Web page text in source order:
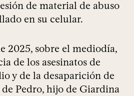
de material de abuso
en su celular.
2025, sobre el mediodía,
de los asesinatos de
y de la desaparición de
Pedro, hijo de Giardina